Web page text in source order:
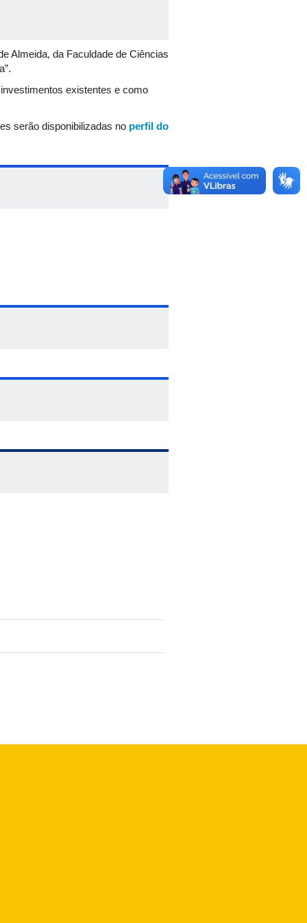
Almeida, da Faculdade de Ciências
existentes e como
serão disponibilizadas no perfil do